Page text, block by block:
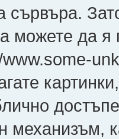
сървъра.
можете да
механизъм,